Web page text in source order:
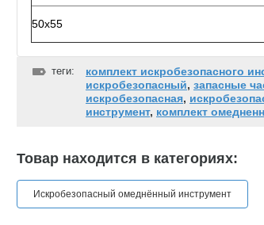
50х55
теги: комплект искробезопасного
искробезопасный, запасные
искробезопасная,
инструмент, комплект
Товар находится в категориях:
Искробезопасный омеднённый инструмент